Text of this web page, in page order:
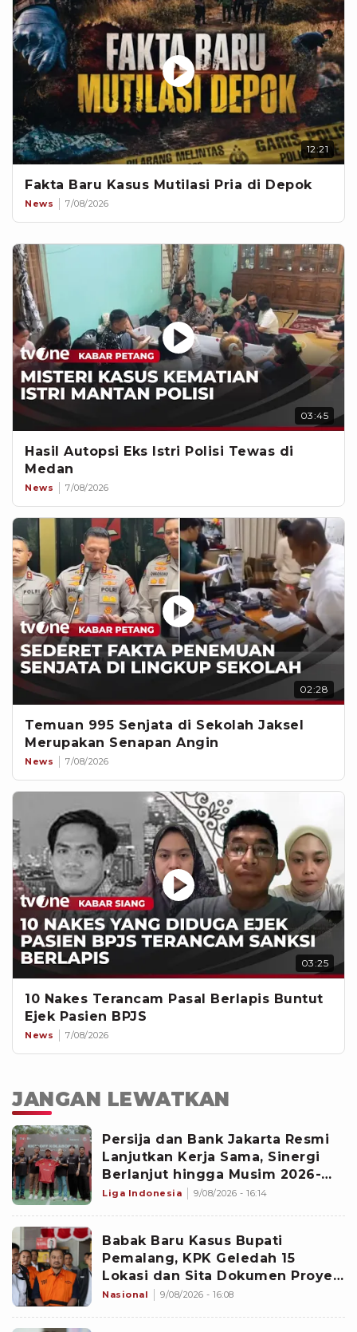
12:21
Fakta Baru Kasus Mutilasi Pria di Depok
News 7/08/2026
03:45
Hasil Autopsi Eks Istri Polisi Tewas di
Medan
News 7/08/2026
02:28
Temuan 995 Senjata di Sekolah Jaksel
Merupakan Senapan Angin
News 7/08/2026
03:25
10 Nakes Terancam Pasal Berlapis Buntut
Ejek Pasien BPJS
News 7/08/2026
JANGAN LEWATKAN
‎Persija dan Bank Jakarta Resmi
Lanjutkan Kerja Sama, Sinergi
Berlanjut hingga Musim 2026-
2027
Liga Indonesia 9/08/2026 - 16:14
Babak Baru Kasus Bupati
Pemalang, KPK Geledah 15
Lokasi dan Sita Dokumen Proyek
PUPR hingga CCTV Hotel
Nasional 9/08/2026 - 16:08